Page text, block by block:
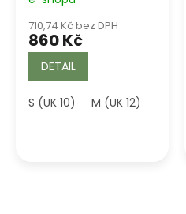
710,74 Kč bez DPH
860 Kč
DETAIL
S (UK 10) M (UK 12) L